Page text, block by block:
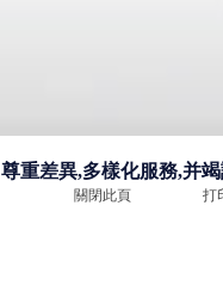
尊重差異,多樣化服務,并
關閉此頁 打